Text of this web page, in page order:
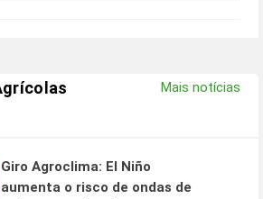
Mais notícias
Giro Agroclima: El Niño
aumenta o risco de ondas de